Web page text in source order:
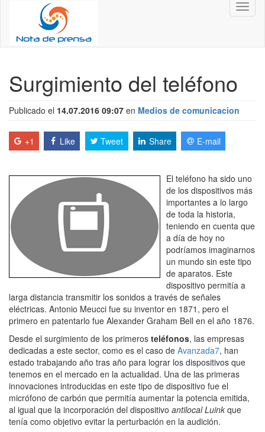
Surgimiento del teléfono
Publicado el 14.07.2016 09:07 en Medios de comunicacion
+1 Like Tweet Share E-mail
El teléfono ha sido uno
de los dispositivos más
importantes a lo largo
de toda la historia,
teniendo en cuenta que
a día de hoy no
podríamos imaginarnos
un mundo sin este tipo
de aparatos. Este
dispositivo permitía a
larga distancia transmitir los sonidos a través de señales
eléctricas. Antonio Meucci fue su inventor en 1871, pero el
primero en patentarlo fue Alexander Graham Bell en el año 1876.
Desde el surgimiento de los primeros teléfonos, las empresas
dedicadas a este sector, como es el caso de Avanzada7, han
estado trabajando año tras año para lograr los dispositivos que
tenemos en el mercado en la actualidad. Una de las primeras
innovaciones introducidas en este tipo de dispositivo fue el
micrófono de carbón que permitía aumentar la potencia emitida,
al igual que la incorporación del dispositivo antilocal Luink que
tenía como objetivo evitar la perturbación en la audición.